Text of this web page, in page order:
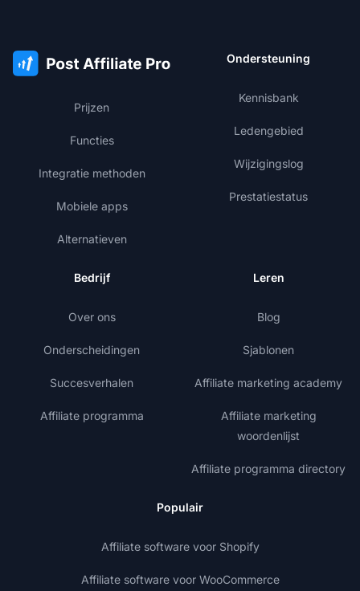
Prijzen
Functies
Integratie methoden
Mobiele apps
Alternatieven
Ondersteuning
Kennisbank
Ledengebied
Wijzigingslog
Prestatiestatus
Bedrijf
Over ons
Onderscheidingen
Succesverhalen
Affiliate programma
Leren
Blog
Sjablonen
Affiliate marketing academy
Affiliate marketing
woordenlijst
Affiliate programma directory
Populair
Affiliate software voor Shopify
Affiliate software voor WooCommerce